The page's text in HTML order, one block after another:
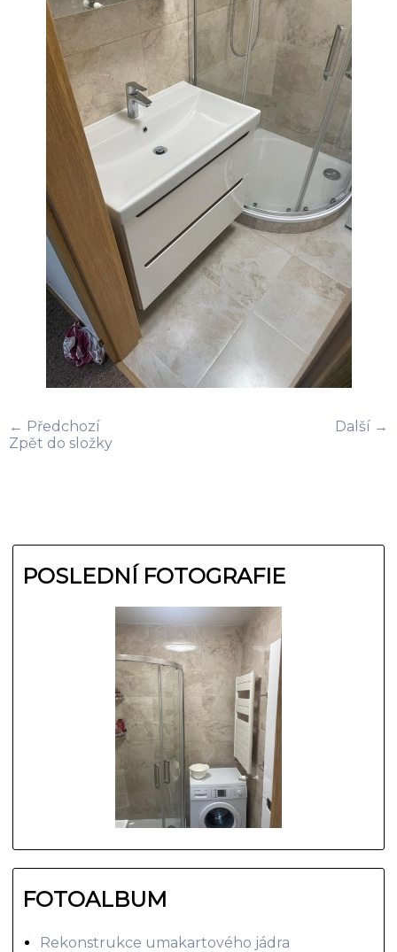
← Předchozí
Další →
Zpět do složky
POSLEDNÍ FOTOGRAFIE
FOTOALBUM
Rekonstrukce umakartového jádra